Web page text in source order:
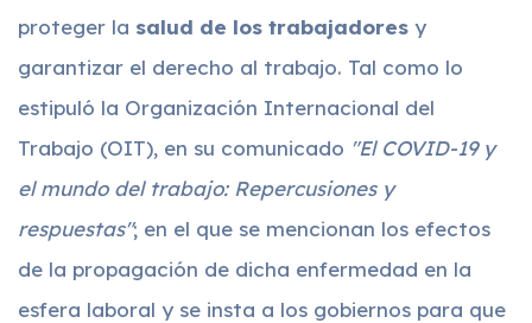
proteger la salud de los trabajadores y
garantizar el derecho al trabajo. Tal como lo
estipuló la Organización Internacional del
Trabajo (OIT), en su comunicado "El COVID-19 y
el mundo del trabajo: Repercusiones y
respuestas"; en el que se mencionan los efectos
de la propagación de dicha enfermedad en la
esfera laboral y se insta a los gobiernos para que